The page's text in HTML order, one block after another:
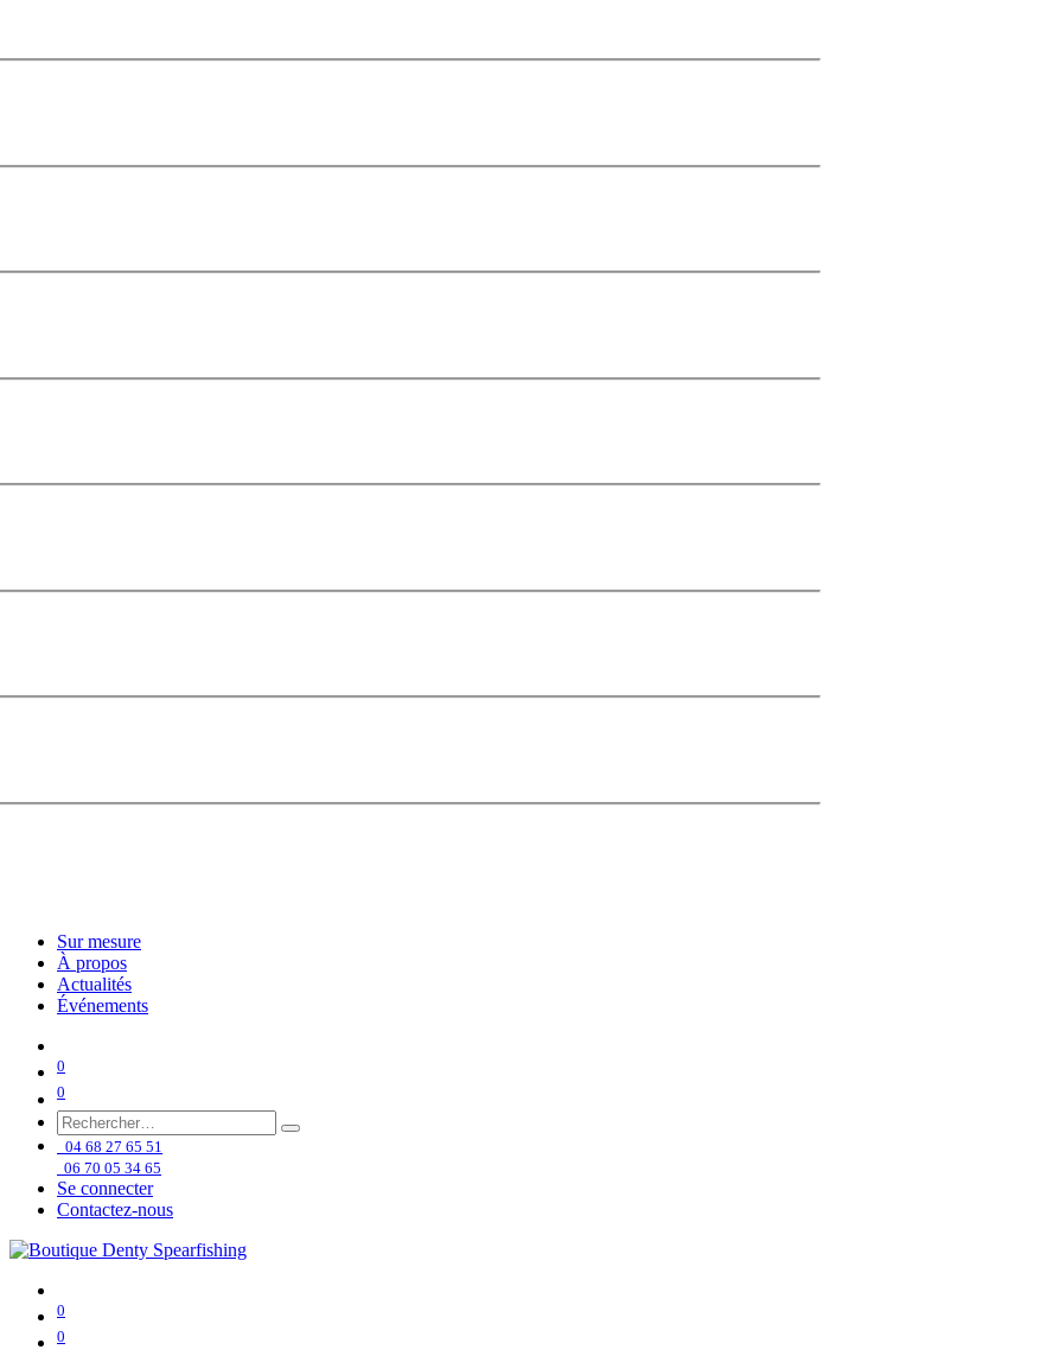
Sur mesure
À propos
Actualités
Événements
0
0
04 68 27 65 51
06 70 05 34 65
Se connecter
Contactez-nous
0
0